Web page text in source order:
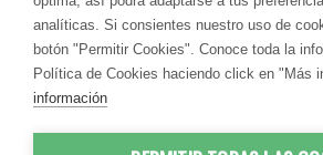
HORARIO
Lun - Jue / 9:00 -
Vie / 9:00 - 17:30
analíticas. Si consientes nuestro uso de
botón "Permitir Cookies". Conoce toda la
Política de Cookies haciendo click en "Más
información